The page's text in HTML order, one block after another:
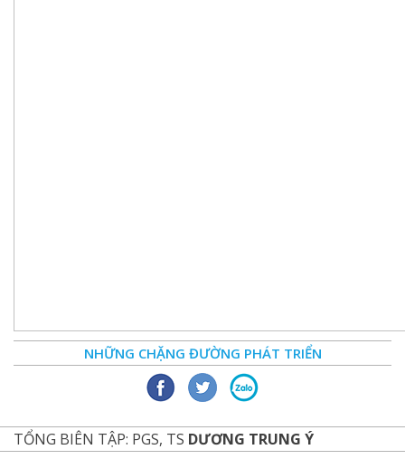
NHỮNG CHẶNG ĐƯỜNG PHÁT TRIỂN
TỔNG BIÊN TẬP: PGS, TS DƯƠNG TRUNG Ý